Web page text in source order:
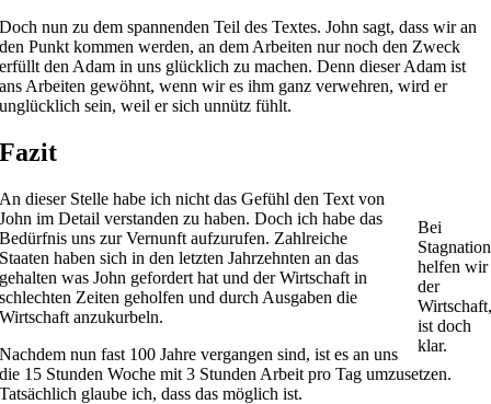
Doch nun zu dem spannenden Teil des Textes. John sagt, dass wir an
den Punkt kommen werden, an dem Arbeiten nur noch den Zweck
erfüllt den Adam in uns glücklich zu machen. Denn dieser Adam ist
ans Arbeiten gewöhnt, wenn wir es ihm ganz verwehren, wird er
unglücklich sein, weil er sich unnütz fühlt.
Fazit
Bei
Stagnation
helfen wir
der
Wirtschaft,
ist doch
klar.
An dieser Stelle habe ich nicht das Gefühl den Text von
John im Detail verstanden zu haben. Doch ich habe das
Bedürfnis uns zur Vernunft aufzurufen. Zahlreiche
Staaten haben sich in den letzten Jahrzehnten an das
gehalten was John gefordert hat und der Wirtschaft in
schlechten Zeiten geholfen und durch Ausgaben die
Wirtschaft anzukurbeln.
Nachdem nun fast 100 Jahre vergangen sind, ist es an uns
die 15 Stunden Woche mit 3 Stunden Arbeit pro Tag umzusetzen.
Tatsächlich glaube ich, dass das möglich ist.